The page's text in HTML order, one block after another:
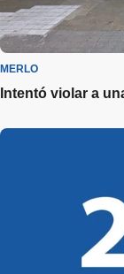
MERLO
Intentó violar a